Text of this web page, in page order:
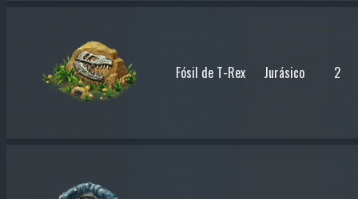
Fósil de T-Rex Jurásico 2